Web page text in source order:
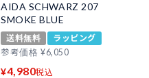
AIDA SCHWARZ 207
SMOKE BLUE
送料無料
ラッピング
参考価格 ¥6,050
¥4,980税込